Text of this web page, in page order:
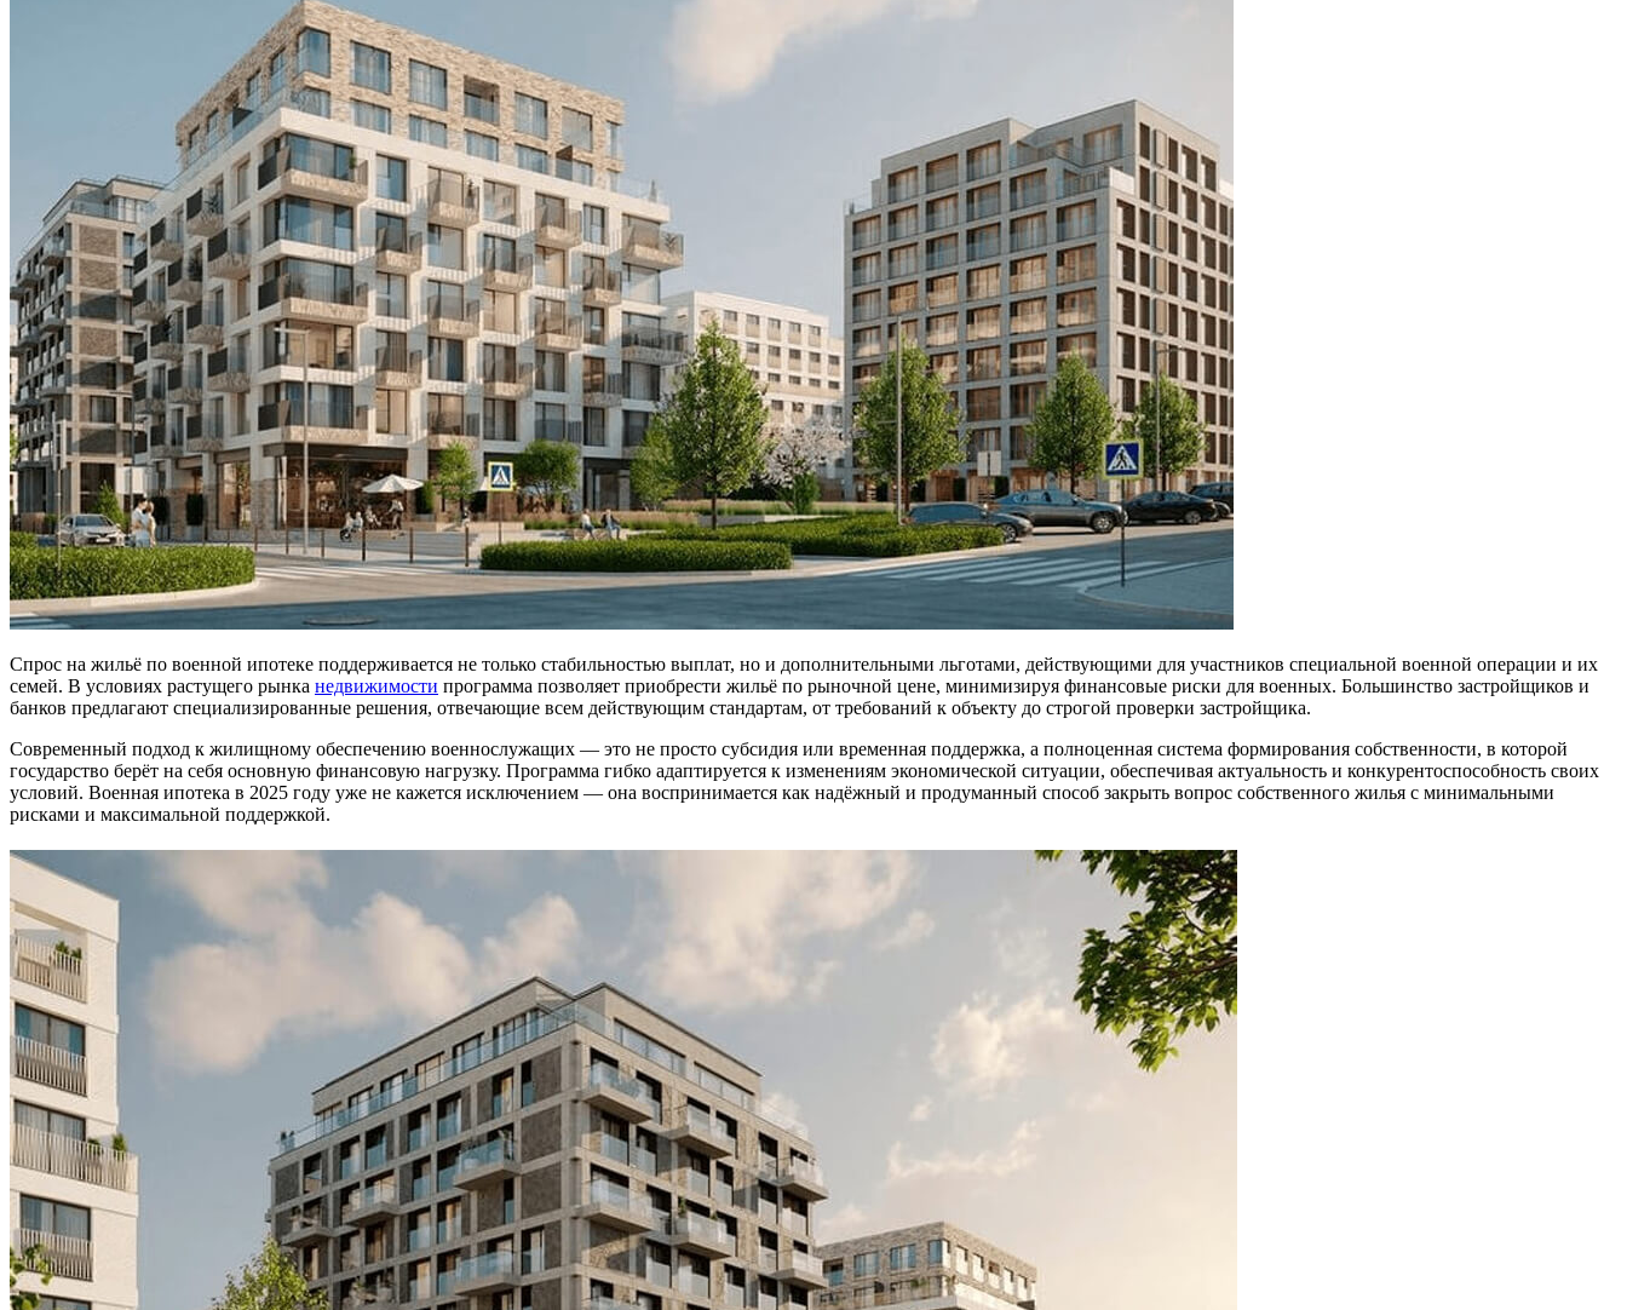
Спрос на жильё по военной ипотеке поддерживается не только стабильностью выплат, но и дополнительными льготами, действующими для участников специальной военной операции и их
семей. В условиях растущего рынка недвижимости программа позволяет приобрести жильё по рыночной цене, минимизируя финансовые риски для военных. Большинство застройщиков и
банков предлагают специализированные решения, отвечающие всем действующим стандартам, от требований к объекту до строгой проверки застройщика.
Современный подход к жилищному обеспечению военнослужащих — это не просто субсидия или временная поддержка, а полноценная система формирования собственности, в которой
государство берёт на себя основную финансовую нагрузку. Программа гибко адаптируется к изменениям экономической ситуации, обеспечивая актуальность и конкурентоспособность своих
условий. Военная ипотека в 2025 году уже не кажется исключением — она воспринимается как надёжный и продуманный способ закрыть вопрос собственного жилья с минимальными
рисками и максимальной поддержкой.